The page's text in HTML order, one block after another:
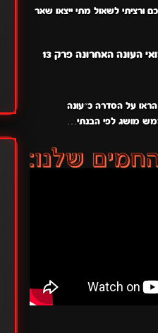
ורציתי לשאול מתי ייצאו שאר
גולדן קמואי העונה האחרונה פרק 13
על הסדרה כ״עונה
מושג לפי הבנתי…